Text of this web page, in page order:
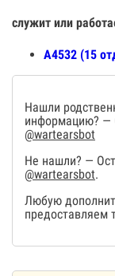
служит или
А4532 (15
Нашли
информацию? —
@wartearsbot
Не нашли? —
@wartearsbot.
Любую
предоставляем